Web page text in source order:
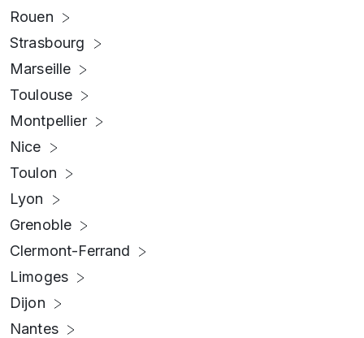
Rouen
Strasbourg
Marseille
Toulouse
Montpellier
Nice
Toulon
Lyon
Grenoble
Clermont-Ferrand
Limoges
Dijon
Nantes